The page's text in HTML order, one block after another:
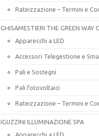
Rateizzazione – Termini e
GHISAMESTIERI THE GREEN WAY
Apparecchi a LED
Accessori Telegestione e
Pali e Sostegni
Pali fotovoltaici
Rateizzazione – Termini e
IGUZZINI ILLUMINAZIONE SPA
Apparecchi a LED